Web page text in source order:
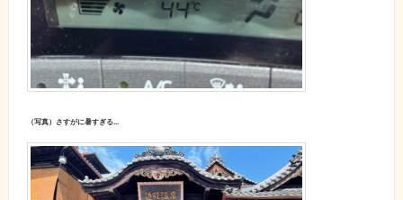
（写真）さすがに暑すぎる…